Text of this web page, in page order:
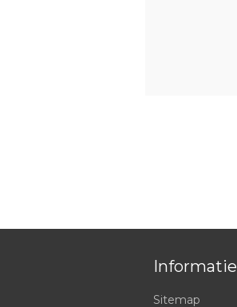
Informatie
Sitemap